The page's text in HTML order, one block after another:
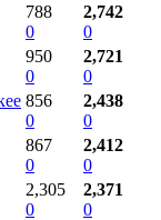
788
0
2,742
0
950
0
2,721
0
856
0
2,438
0
867
0
2,412
0
2,305
0
2,371
0